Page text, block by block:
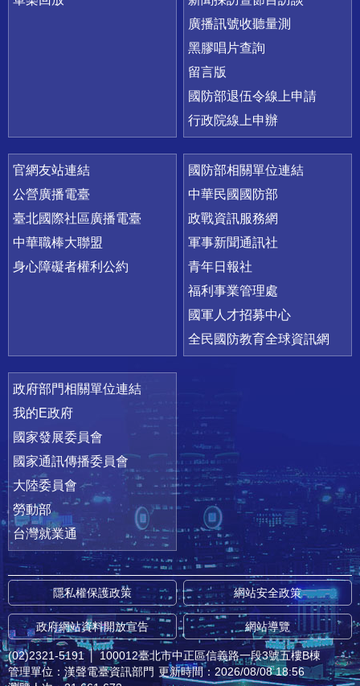
廣播訊號收聽量測
黑膠唱片查詢
留言版
國防部退伍令線上申請
行政院線上申辦
官網友站連結
公營廣播電臺
臺北國際社區廣播電臺
中華職棒大聯盟
身心障礙者權利公約
國防部相關單位連結
中華民國國防部
政戰資訊服務網
軍事新聞通訊社
青年日報社
福利事業管理處
國軍人才招募中心
全民國防教育全球資訊網
政府部門相關單位連結
我的E政府
國家發展委員會
國家通訊傳播委員會
大陸委員會
勞動部
台灣就業通
隱私權保護政策 網站安全政策
政府網站資料開放宣告 網站導覽
(02)2321-5191 │ 100012臺北市中正區信義路一段3號五樓B棟
管理單位：漢聲電臺資訊部門 更新時間：2026/08/08 18:56